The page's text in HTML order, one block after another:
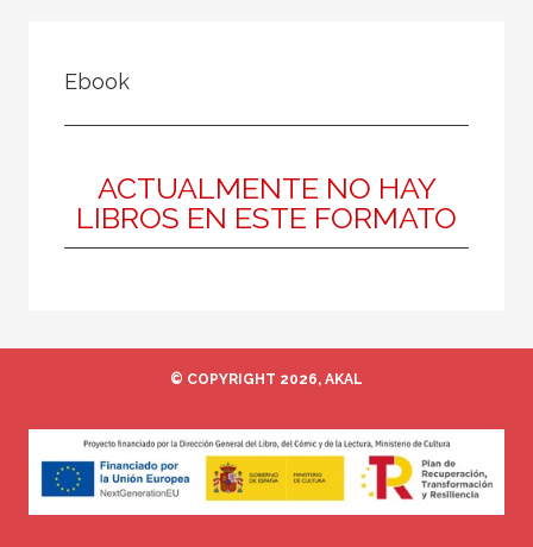
Texto escolar
Biología y Geología
MATERIAS
Economía
Educación artística
Ebook
ACTUALMENTE NO HAY
LIBROS EN ESTE FORMATO
© COPYRIGHT 2026, AKAL